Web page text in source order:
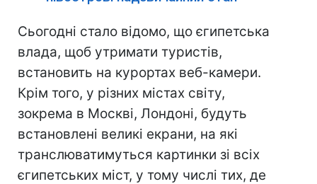
Сьогодні стало відомо, що єгипетська
влада, щоб утримати туристів,
встановить на курортах веб-камери.
Крім того, у різних містах світу,
зокрема в Москві, Лондоні, будуть
встановлені великі екрани, на які
транслюватимуться картинки зі всіх
єгипетських міст, у тому числі тих, де